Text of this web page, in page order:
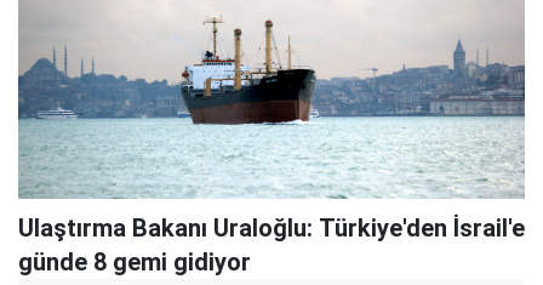
Ulaştırma Bakanı Uraloğlu: Türkiye'den İsrail'e
günde 8 gemi gidiyor